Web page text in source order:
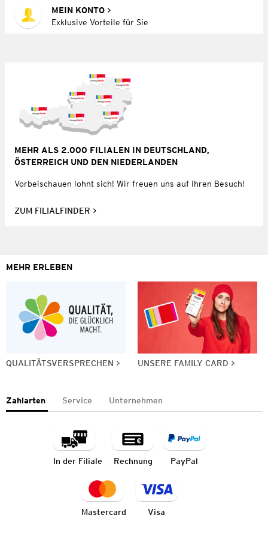
MEIN KONTO
Exklusive Vorteile für Sie
MEHR ALS 2.000 FILIALEN IN DEUTSCHLAND,
ÖSTERREICH UND DEN NIEDERLANDEN
Vorbeischauen lohnt sich! Wir freuen uns auf Ihren Besuch!
ZUM FILIALFINDER
MEHR ERLEBEN
QUALITÄTSVERSPRECHEN UNSERE FAMILY CARD
Zahlarten Service Unternehmen
In der Filiale Rechnung PayPal
Mastercard Visa